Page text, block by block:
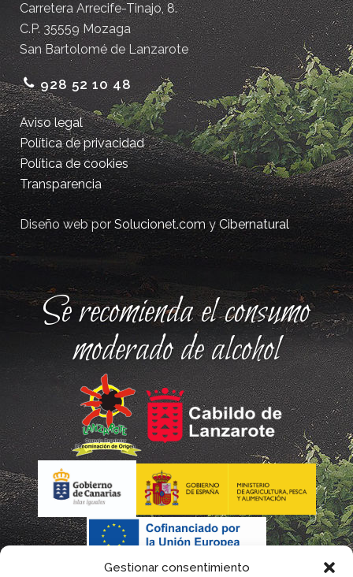
Gestionar consentimiento
Carretera Arrecife-Tinajo, 8.
C.P. 35559 Mozaga
San Bartolomé de Lanzarote
928 52 10 48
Aviso legal
Política de privacidad
Política de cookies
Transparencia
Diseño web porSolucionet.comyCibernatural
Se recomienda el consumo
moderado de alcohol